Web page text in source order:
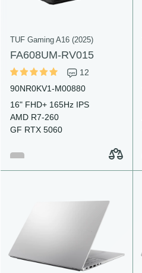
TUF Gaming A16 (2025)
FA608UM-RV015
12
90NR0KV1-M00880
16" FHD+ 165Hz IPS
AMD R7-260
GF RTX 5060